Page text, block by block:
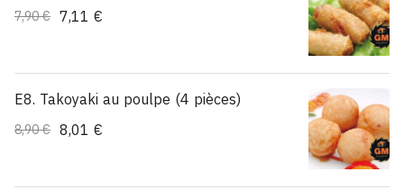
7,90 € 7,11 €
E8. Takoyaki au poulpe (4 pièces)
8,90 € 8,01 €